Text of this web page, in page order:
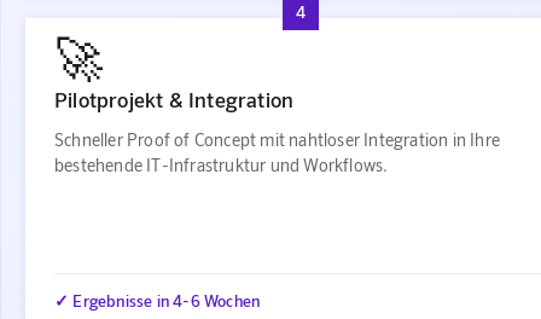
4
🚀
Pilotprojekt & Integration
Schneller Proof of Concept mit nahtloser Integration in Ihre
bestehende IT-Infrastruktur und Workflows.
✓ Ergebnisse in 4-6 Wochen